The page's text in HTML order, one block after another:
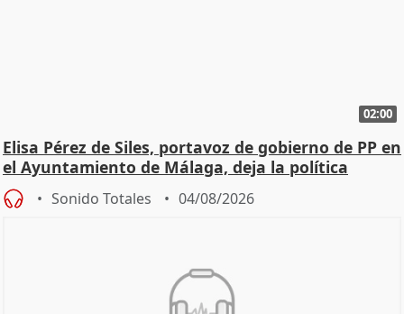
02:00
Elisa Pérez de Siles, portavoz de gobierno de PP en
el Ayuntamiento de Málaga, deja la política
Sonido Totales 04/08/2026